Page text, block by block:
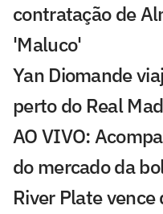
contratação de
'Maluco'
Yan Diomande
perto do Real
AO VIVO:
do mercado da
River Plate